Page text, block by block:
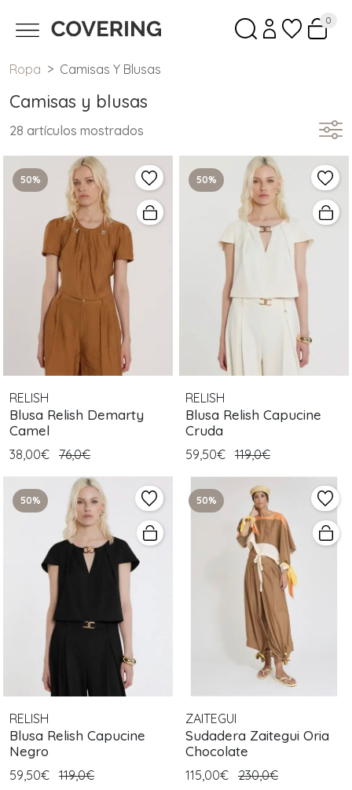
0
Ropa Camisas Y Blusas
Camisas y blusas
28 artículos mostrados
50%
RELISH
Blusa Relish Demarty
Camel
38,00€ 76,0€
50%
RELISH
Blusa Relish Capucine
Cruda
59,50€ 119,0€
50%
RELISH
Blusa Relish Capucine
Negro
59,50€ 119,0€
50%
ZAITEGUI
Sudadera Zaitegui Oria
Chocolate
115,00€ 230,0€